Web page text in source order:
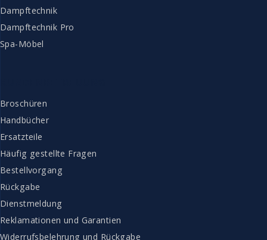
Dampftechnik
Dampftechnik Pro
Spa-Möbel
Broschüren
Handbücher
Ersatzteile
Häufig gestellte Fragen
Bestellvorgang
Rückgabe
Dienstmeldung
Reklamationen und Garantien
Widerrufsbelehrung und Rückgabe